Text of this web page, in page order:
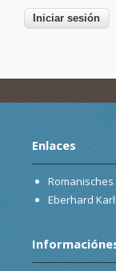
Enlaces
Eberhard